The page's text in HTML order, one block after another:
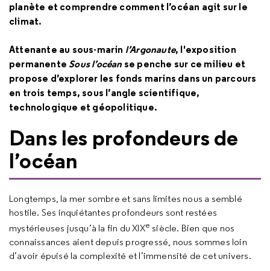
planète et comprendre comment l’océan agit sur le
climat.
Attenante au sous-marin l’Argonaute, l'exposition
permanenteSous l’océanse penche sur ce milieu et
propose d’explorer les fonds marins dans un parcours
en trois temps, sous l’angle scientifique,
technologique et géopolitique.
Dans les profondeurs de
l’océan
Longtemps, la mer sombre et sans limites nous a semblé
hostile. Ses inquiétantes profondeurs sont restées
mystérieuses jusqu’à la fin du XIXe siècle. Bien que nos
connaissances aient depuis progressé, nous sommes loin
d’avoir épuisé la complexité et l’immensité de cet univers.